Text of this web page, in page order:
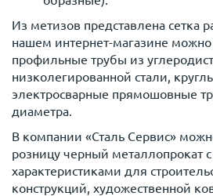
Из метизов представлена сетка
нашем интернет-магазине можно
профильные трубы из
низколегированной стали,
электросварные прямошовные
диаметра.
В компании «Сталь Сервис»
розницу черный металлопрокат
характеристиками для
конструкций, художественной